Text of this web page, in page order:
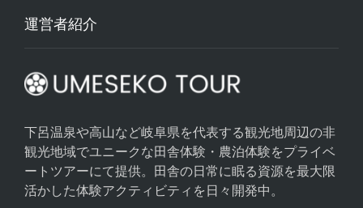
運営者紹介
下呂温泉や高山など岐阜県を代表する観光地周辺の非
観光地域でユニークな田舎体験・農泊体験をプライベ
ートツアーにて提供。田舎の日常に眠る資源を最大限
活かした体験アクティビティを日々開発中。